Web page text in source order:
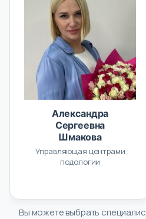
Александра
Сергеевна
Шмакова
Управляющая центрами
подологии
Вы можете выбрать